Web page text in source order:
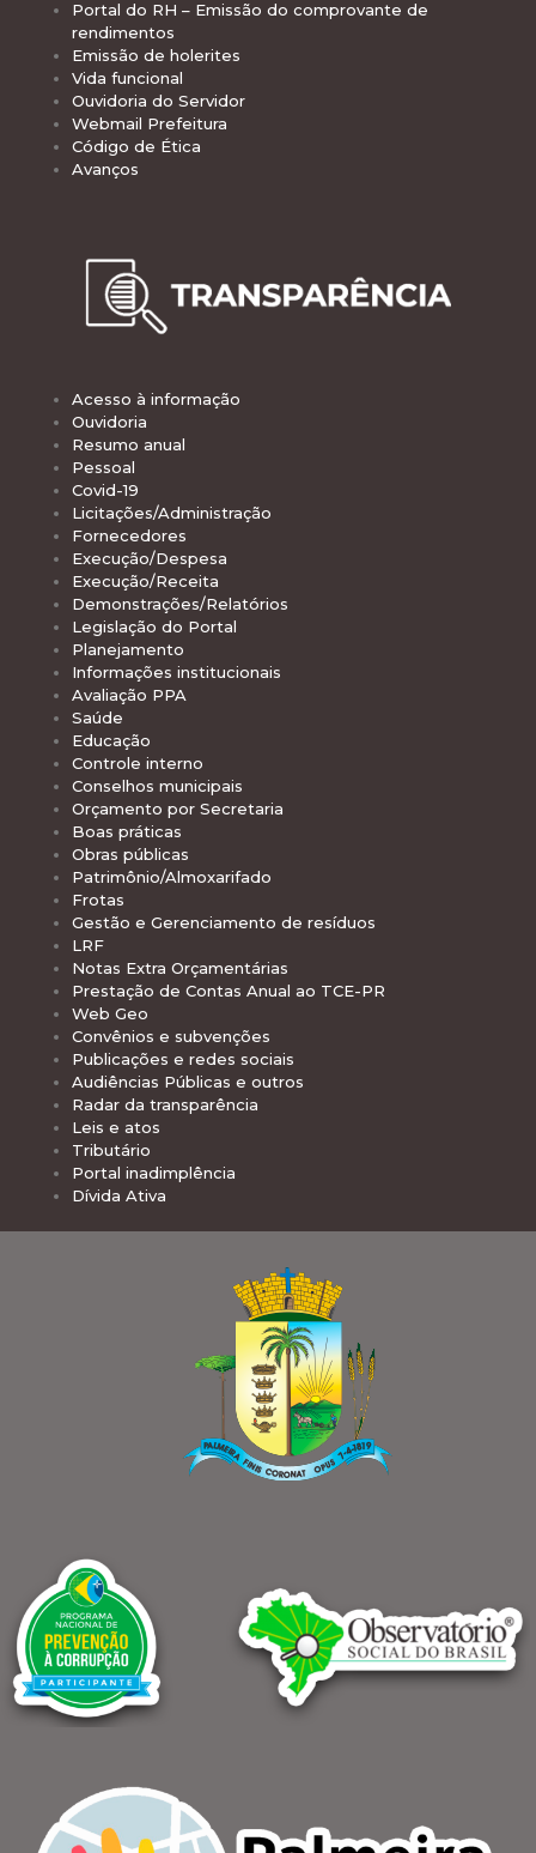
Portal do RH – Emissão do comprovante de
rendimentos
Emissão de holerites
Vida funcional
Ouvidoria do Servidor
Webmail Prefeitura
Código de Ética
Avanços
Acesso à informação
Ouvidoria
Resumo anual
Pessoal
Covid-19
Licitações/Administração
Fornecedores
Execução/Despesa
Execução/Receita
Demonstrações/Relatórios
Legislação do Portal
Planejamento
Informações institucionais
Avaliação PPA
Saúde
Educação
Controle interno
Conselhos municipais
Orçamento por Secretaria
Boas práticas
Obras públicas
Patrimônio/Almoxarifado
Frotas
Gestão e Gerenciamento de resíduos
LRF
Notas Extra Orçamentárias
Prestação de Contas Anual ao TCE-PR
Web Geo
Convênios e subvenções
Publicações e redes sociais
Audiências Públicas e outros
Radar da transparência
Leis e atos
Tributário
Portal inadimplência
Dívida Ativa